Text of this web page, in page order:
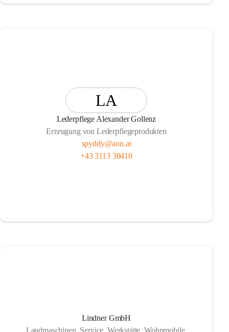
LA
Lederpflege Alexander Gollenz
Erzeugung von Lederpflegeprodukten
spyddy@aon.at
+43 3113 30410
Lindner GmbH
Landmaschinen, Service, Werkstätte, Wohnmobile,